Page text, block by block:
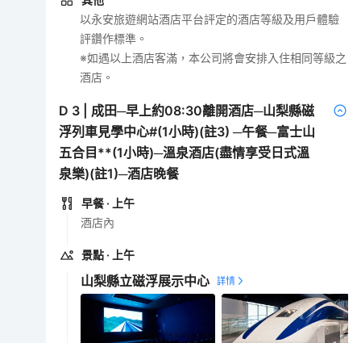
以永安旅遊網站酒店平台評定的酒店等級及用戶體驗
評鑽作標準。
※如遇以上酒店客滿，本公司將會安排入住相同等級之
酒店。
D 3
成田─早上約08:30離開酒店─山梨縣磁
浮列車見學中心#(1小時)(註3) ─午餐─富士山
五合目**(1小時)─溫泉酒店(盡情享受日式溫
泉樂)(註1)─酒店晚餐
早餐 · 上午
酒店內
景點 · 上午
山梨縣立磁浮展示中心